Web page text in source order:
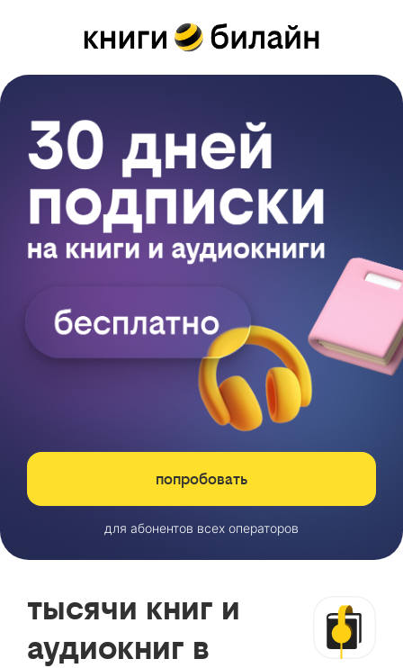
попробовать
для абонентов всех операторов
тысячи книг и
аудиокниг в